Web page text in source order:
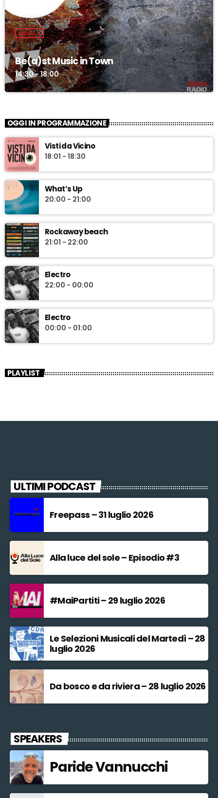
MUSICA
Be(a)st Music in Town
14:30 - 18:00
OGGI IN PROGRAMMAZIONE
Visti da Vicino
18:01 - 18:30
What’s Up
20:00 - 21:00
Rockaway beach
21:01 - 22:00
Electro
22:00 - 00:00
Electro
00:00 - 01:00
PLAYLIST
ULTIMI PODCAST
Freepass – 31 luglio 2026
Alla luce del sole – Episodio #3
#MaiPartiti – 29 luglio 2026
Le Selezioni Musicali del Martedì – 28
luglio 2026
Da bosco e da riviera – 28 luglio 2026
SPEAKERS
Paride Vannucchi